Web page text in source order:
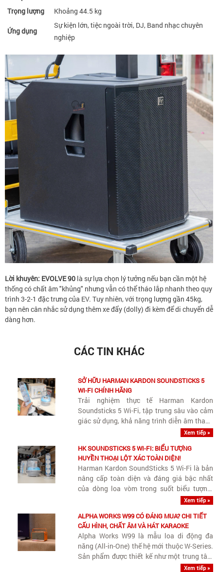
Trọng lượng
Khoảng 44.5 kg
Ứng dụng
Sự kiện lớn, tiệc ngoài trời, DJ, Band nhạc chuyên
nghiệp
Lời khuyên: EVOLVE 90 là sự lựa chọn lý tưởng nếu bạn cần một hệ
thống có chất âm "khủng" nhưng vẫn có thể tháo lắp nhanh theo quy
trình 3-2-1 đặc trưng của EV. Tuy nhiên, với trọng lượng gần 45kg,
bạn nên cân nhắc sử dụng thêm xe đẩy (dolly) đi kèm để di chuyển dễ
dàng hơn.
CÁC TIN KHÁC
SỞ HỮU HARMAN KARDON SOUNDSTICKS 5
WI-FI CHÍNH HÃNG
Trải nghiệm thực tế Harman Kardon
Soundsticks 5 Wi-Fi, tập trung sâu vào cảm
giác sử dụng, khả năng trình diễn âm thanh
và tính tiện dụng trong không gian sống
Xem tiếp »
HK SOUNDSTICKS 5 WI-FI: BIỂU TƯỢNG
HUYỀN THOẠI LỘT XÁC TOÀN DIỆN!
Harman Kardon SoundSticks 5 Wi-Fi là bản
nâng cấp toàn diện và đáng giá bậc nhất
của dòng loa vòm trong suốt biểu tượng.
Sau nhiều năm giữ nguyên triết lý thiết kế từ
đã giải quyết..
Xem tiếp »
ALPHA WORKS W99 CÓ ĐÁNG MUA? CHI TIẾT
CẤU HÌNH, CHẤT ÂM VÀ HÁT KARAOKE
Alpha Works W99 là mẫu loa di động đa
năng (All-in-One) thế hệ mới thuộc W-Series.
Sản phẩm được thiết kế như một trung tâm
giải trí di động thu nhỏ cho gia đình, kết hợp
Xem tiếp »